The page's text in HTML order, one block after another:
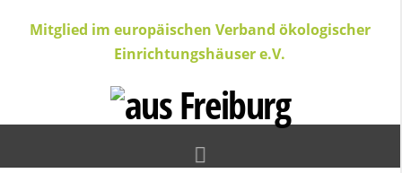
Mitglied im europäischen Verband ökologischer
Einrichtungshäuser e.V.